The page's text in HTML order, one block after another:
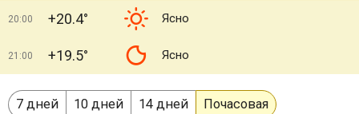
20:00 +20.4° Ясно
21:00 +19.5° Ясно
7 дней 10 дней 14 дней Почасовая